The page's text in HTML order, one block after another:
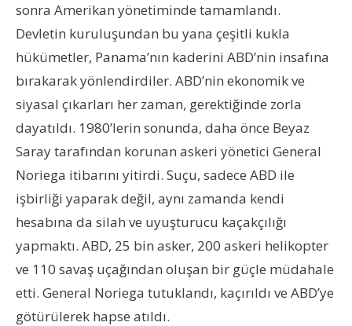
sonra Amerikan yönetiminde tamamlandı.
Devletin kuruluşundan bu yana çeşitli kukla
hükümetler, Panama’nın kaderini ABD’nin insafına
bırakarak yönlendirdiler. ABD’nin ekonomik ve
siyasal çıkarları her zaman, gerektiğinde zorla
dayatıldı. 1980’lerin sonunda, daha önce Beyaz
Saray tarafından korunan askeri yönetici General
Noriega itibarını yitirdi. Suçu, sadece ABD ile
işbirliği yaparak değil, aynı zamanda kendi
hesabına da silah ve uyuşturucu kaçakçılığı
yapmaktı. ABD, 25 bin asker, 200 askeri helikopter
ve 110 savaş uçağından oluşan bir güçle müdahale
etti. General Noriega tutuklandı, kaçırıldı ve ABD’ye
götürülerek hapse atıldı.